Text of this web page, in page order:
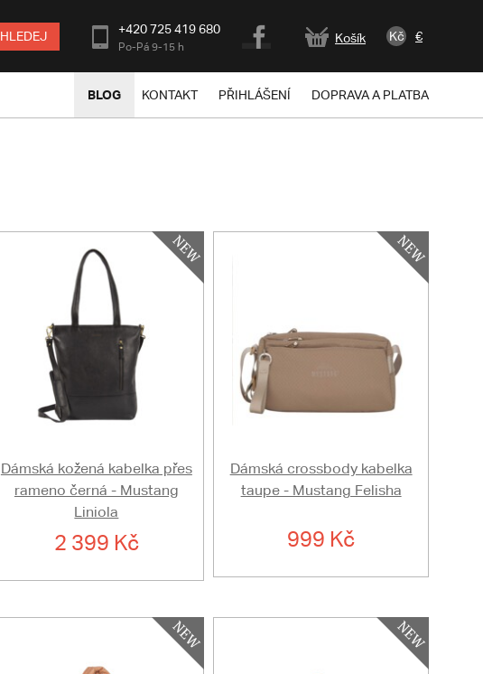
HLEDEJ +420 725 419 680
Po-Pá 9-15 h
Košík Kč €
BLOG KONTAKT PŘIHLÁŠENÍ DOPRAVA A PLATBA
Dámská kožená kabelka přes
rameno černá - Mustang
Liniola
2 399 Kč
Dámská crossbody kabelka
taupe - Mustang Felisha
999 Kč